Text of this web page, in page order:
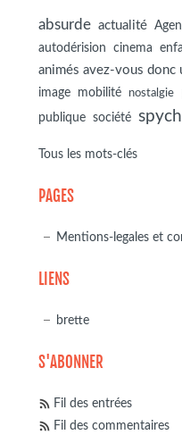
absurde actualité
autodérision cinema
animés avez-vous donc
image mobilité nostalgie
publique
société
Tous les mots-clés
PAGES
Mentions-legales et
LIENS
brette
S'ABONNER
Fil des entrées
Fil des commentaires